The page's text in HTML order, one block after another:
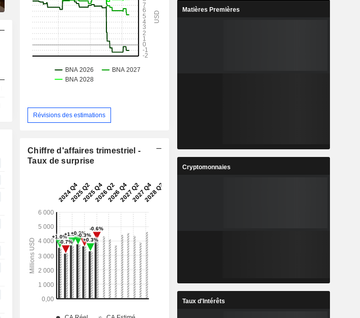
Révisions des estimations
Chiffre d'affaires trimestriel -
Taux de surprise
Matières Premières
Cryptomonnaies
Taux d'Intérêts